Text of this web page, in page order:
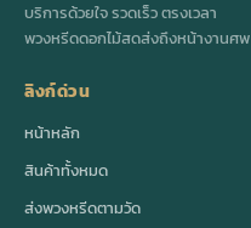
บริการด้วยใจ รวดเร็ว ตรงเวลา
พวงหรีดดอกไม้สดส่งถึงหน้างานศพ
ลิงก์ด่วน
หน้าหลัก
สินค้าทั้งหมด
ส่งพวงหรีดตามวัด